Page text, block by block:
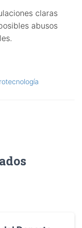
claras
abusos